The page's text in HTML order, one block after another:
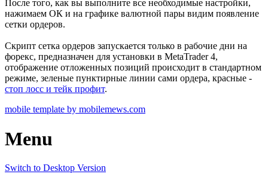
После того, как вы выполните все необходимые настройки,
нажимаем ОК и на графике валютной пары видим появление
сетки ордеров.
Скрипт сетка ордеров запускается только в рабочие дни на
форекс, предназначен для установки в MetaTrader 4,
отображение отложенных позиций происходит в стандартном
режиме, зеленые пунктирные линии сами ордера, красные -
стоп лосс и тейк профит.
mobile template by mobilemews.com
Menu
Switch to Desktop Version